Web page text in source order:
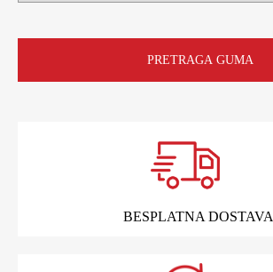
PRETRAGA GUMA
BESPLATNA DOSTAVA